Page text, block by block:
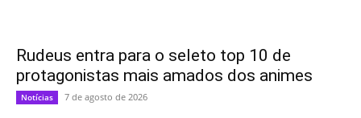
Rudeus entra para o seleto top 10 de
protagonistas mais amados dos animes
Notícias 7 de agosto de 2026